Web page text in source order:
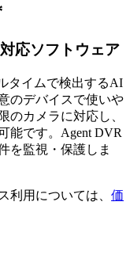
応ソフトウェア
タイムで検出するAI
のデバイスで使いや
のカメラに対応し、
能です。Agent DVR
を監視・保護しま
利用については、 価